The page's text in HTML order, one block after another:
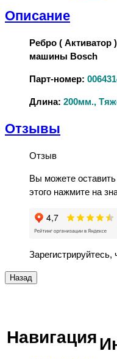
Описание
Ребро ( Активатор
машины Bosch
Парт-номер:
Длина: 200мм.,
Отзывы
Отзыв
Вы можете
этого нажмите на
Навигация